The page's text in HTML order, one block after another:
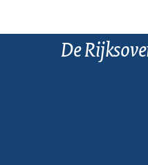
De